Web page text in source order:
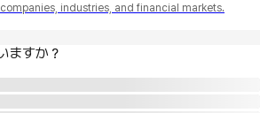
industries, and financial markets.
ますか？